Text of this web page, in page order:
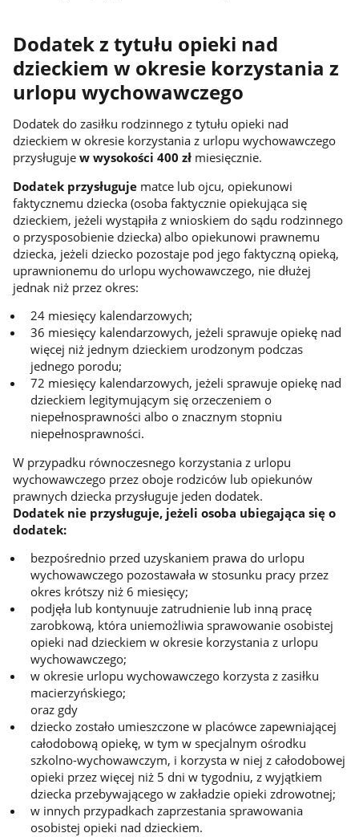
Dodatek z tytułu opieki nad
dzieckiem w okresie korzystania z
urlopu wychowawczego
Dodatek do zasiłku rodzinnego z tytułu opieki nad
dzieckiem w okresie korzystania z urlopu wychowawczego
przysługuje w wysokości 400 złmiesięcznie.
Dodatek przysługujematce lub ojcu, opiekunowi
faktycznemu dziecka (osoba faktycznie opiekująca się
dzieckiem, jeżeli wystąpiła z wnioskiem do sądu rodzinnego
o przysposobienie dziecka) albo opiekunowi prawnemu
dziecka, jeżeli dziecko pozostaje pod jego faktyczną opieką,
uprawnionemu do urlopu wychowawczego, nie dłużej
jednak niż przez okres:
24 miesięcy kalendarzowych;
36 miesięcy kalendarzowych, jeżeli sprawuje opiekę nad
więcej niż jednym dzieckiem urodzonym podczas
jednego porodu;
72 miesięcy kalendarzowych, jeżeli sprawuje opiekę nad
dzieckiem legitymującym się orzeczeniem o
niepełnosprawności albo o znacznym stopniu
niepełnosprawności.
W przypadku równoczesnego korzystania z urlopu
wychowawczego przez oboje rodziców lub opiekunów
prawnych dziecka przysługuje jeden dodatek.
Dodatek nie przysługuje, jeżeli osoba ubiegająca się o
dodatek:
bezpośrednio przed uzyskaniem prawa do urlopu
wychowawczego pozostawała w stosunku pracy przez
okres krótszy niż 6 miesięcy;
podjęła lub kontynuuje zatrudnienie lub inną pracę
zarobkową, która uniemożliwia sprawowanie osobistej
opieki nad dzieckiem w okresie korzystania z urlopu
wychowawczego;
w okresie urlopu wychowawczego korzysta z zasiłku
macierzyńskiego;
oraz gdy
dziecko zostało umieszczone w placówce zapewniającej
całodobową opiekę, w tym w specjalnym ośrodku
szkolno-wychowawczym, i korzysta w niej z całodobowej
opieki przez więcej niż 5 dni w tygodniu, z wyjątkiem
dziecka przebywającego w zakładzie opieki zdrowotnej;
w innych przypadkach zaprzestania sprawowania
osobistej opieki nad dzieckiem.